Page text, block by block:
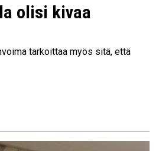
olisi kivaa
tarkoittaa myös sitä, että